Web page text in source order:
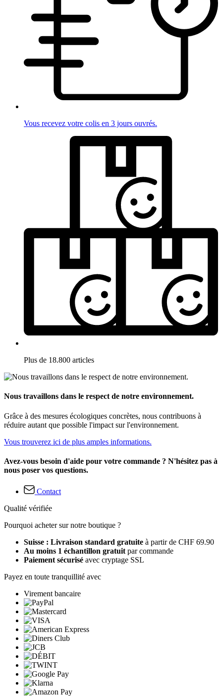
Vous recevez votre colis en 3 jours ouvrés.
Plus de 18.800 articles
Nous travaillons dans le respect de notre environnement.
Grâce à des mesures écologiques concrètes, nous contribuons à
réduire autant que possible l'impact sur l'environnement.
Vous trouverez ici de plus amples informations.
Avez-vous besoin d'aide pour votre commande ? N'hésitez pas à
nous poser vos questions.
Contact
Qualité vérifiée
Pourquoi acheter sur notre boutique ?
Suisse : Livraison standard gratuite à partir de CHF 69.90
Au moins 1 échantillon gratuit par commande
Paiement sécurisé avec cryptage SSL
Payez en toute tranquillité avec
Virement bancaire